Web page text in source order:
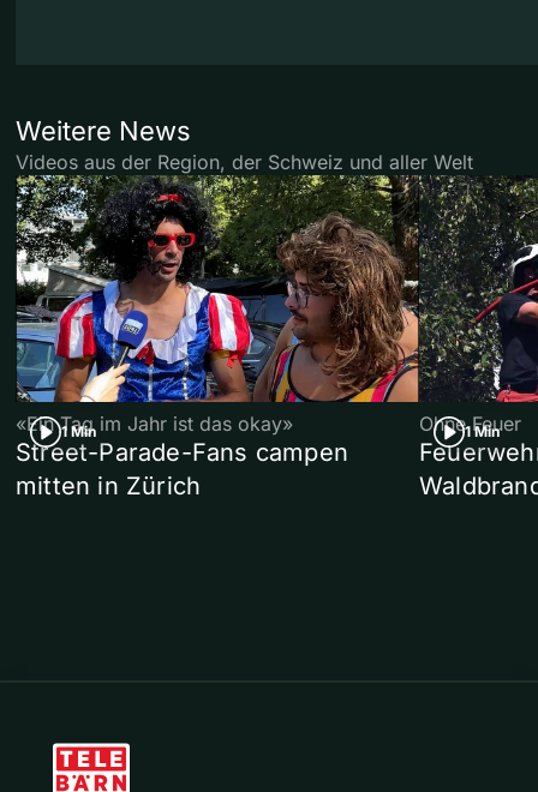
Weitere News
Videos aus der Region, der Schweiz und aller Welt
1 Min
«Ein Tag im Jahr ist das okay»
Street-Parade-Fans campen
mitten in Zürich
1 Min
Ohne Feuer